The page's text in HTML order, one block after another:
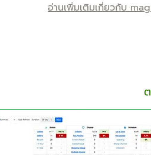
อ่านเพิ่มเติมเกี่ยวกับ